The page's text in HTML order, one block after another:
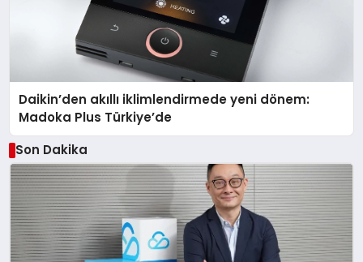
Daikin’den akıllı iklimlendirmede yeni dönem:
Madoka Plus Türkiye’de
Son Dakika